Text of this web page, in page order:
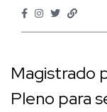
Magistrado
Pleno para